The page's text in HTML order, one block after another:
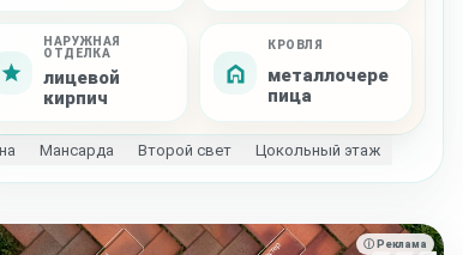
НАРУЖНАЯ
ОТДЕЛКА
лицевой
кирпич
КРОВЛЯ
металлочере
пица
Мансарда Второй свет Цокольный этаж
ⓘ Реклама